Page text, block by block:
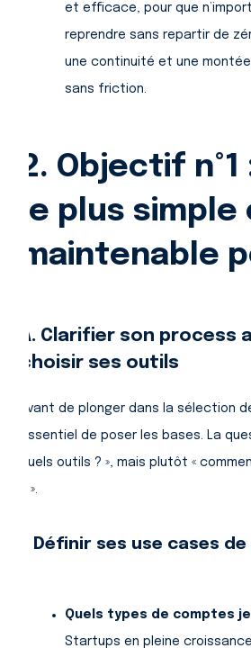
et efficace, pour que
reprendre sans repartir de
une continuité et une
sans friction.
2. Objectif
le plus simple
maintenable
A. Clarifier son process
choisir ses outils
Avant de plonger dans la sélection
essentiel de poser les bases. La
quels outils ? », mais plutôt «
? ».
i. Définir ses use cases
Quels types de comptes
Startups en pleine